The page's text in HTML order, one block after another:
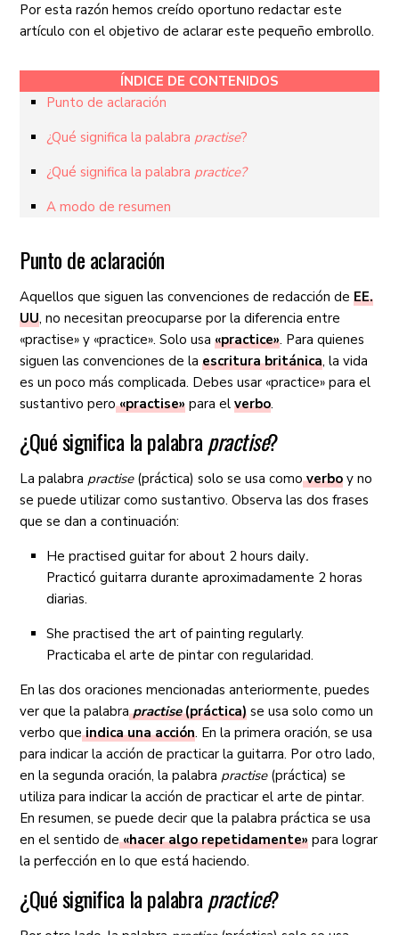
Por esta razón hemos creído oportuno redactar este
artículo con el objetivo de aclarar este pequeño embrollo.
ÍNDICE DE CONTENIDOS
Punto de aclaración
¿Qué significa la palabra practise?
¿Qué significa la palabra practice?
A modo de resumen
Punto de aclaración
Aquellos que siguen las convenciones de redacción deEE.
UU, no necesitan preocuparse por la diferencia entre
«practise» y «practice». Solo usa«practice». Para quienes
siguen las convenciones de laescritura británica, la vida
es un poco más complicada. Debes usar «practice» para el
sustantivo pero«practise» para elverbo.
¿Qué significa la palabrapractise?
La palabra practise(práctica) solo se usa comoverbo y no
se puede utilizar como sustantivo. Observa las dos frases
que se dan a continuación:
He practised guitar for about 2 hours daily.
Practicó guitarra durante aproximadamente 2 horas
diarias.
She practised the art of painting regularly.
Practicaba el arte de pintar con regularidad.
En las dos oraciones mencionadas anteriormente, puedes
ver que la palabra practise(práctica) se usa solo como un
verbo queindica una acción. En la primera oración, se usa
para indicar la acción de practicar la guitarra. Por otro lado,
en la segunda oración, la palabra practise(práctica) se
utiliza para indicar la acción de practicar el arte de pintar.
En resumen, se puede decir que la palabra práctica se usa
en el sentido de«hacer algo repetidamente» para lograr
la perfección en lo que está haciendo.
¿Qué significa la palabrapractice?